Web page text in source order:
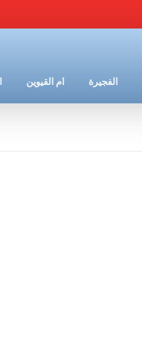
الفجيرة ام القيوين